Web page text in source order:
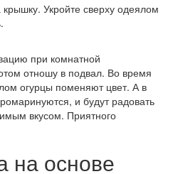
крышку. Укройте сверху одеялом
при комнатной
отношу в подвал. Во время
огурцы поменяют цвет. А в
и будут радовать
вкусом. Приятного
на основе